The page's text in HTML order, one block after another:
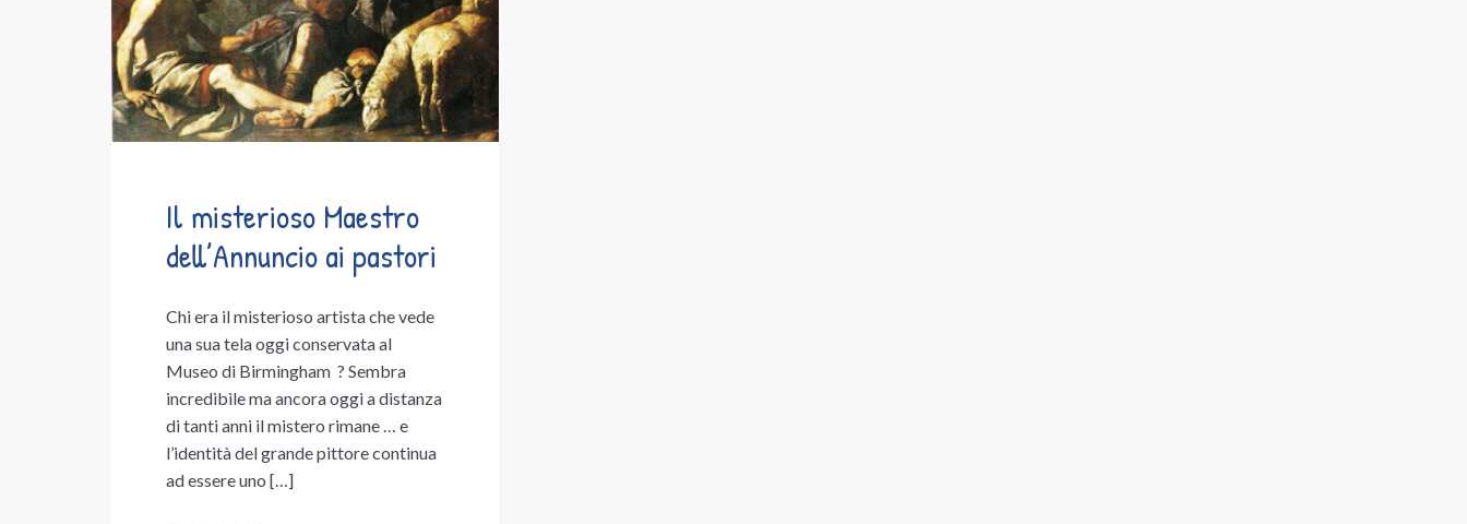
Il misterioso Maestro
dell’Annuncio ai pastori
Chi era il misterioso artista che vede
una sua tela oggi conservata al
Museo di Birmingham ? Sembra
incredibile ma ancora oggi a distanza
di tanti anni il mistero rimane … e
l’identità del grande pittore continua
ad essere uno […]